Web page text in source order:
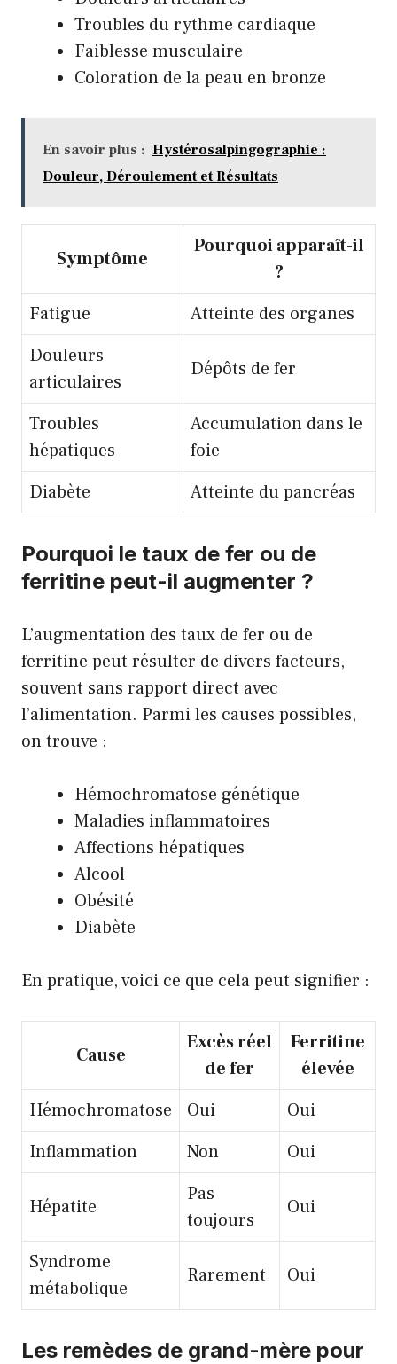
Troubles du rythme cardiaque
Faiblesse musculaire
Coloration de la peau en bronze
En savoir plus : Hystérosalpingographie :
Douleur, Déroulement et Résultats
Symptôme
Pourquoi apparaît-il
?
Fatigue
Atteinte des organes
Douleurs
articulaires
Dépôts de fer
Troubles
hépatiques
Accumulation dans le
foie
Diabète
Atteinte du pancréas
Pourquoi le taux de fer ou de
ferritine peut-il augmenter ?
L’augmentation des taux de fer ou de
ferritine peut résulter de divers facteurs,
souvent sans rapport direct avec
l’alimentation. Parmi les causes possibles,
on trouve :
Hémochromatose génétique
Maladies inflammatoires
Affections hépatiques
Alcool
Obésité
Diabète
En pratique, voici ce que cela peut signifier :
Cause
Excès réel
de fer
Ferritine
élevée
Hémochromatose
Oui
Oui
Inflammation
Non Oui
Hépatite
Pas
toujours
Oui
Syndrome
métabolique
Rarement Oui
Les remèdes de grand-mère pour